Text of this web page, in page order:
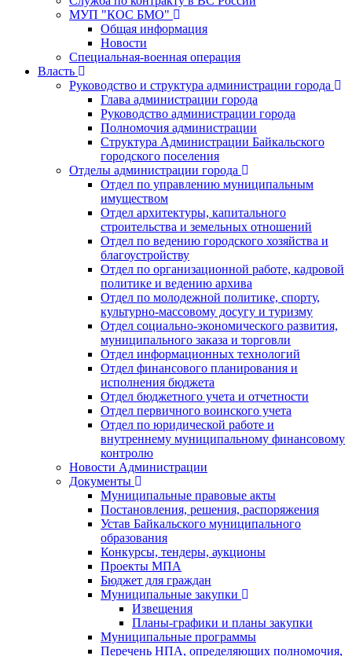
МУП "КОС БМО"
Общая информация
Новости
Специальная-военная операция
Власть
Руководство и структура администрации города
Глава администрации города
Руководство администрации города
Полномочия администрации
Структура Администрации Байкальского
городского поселения
Отделы администрации города
Отдел по управлению муниципальным
имуществом
Отдел архитектуры, капитального
строительства и земельных отношений
Отдел по ведению городского хозяйства и
благоустройству
Отдел по организационной работе, кадровой
политике и ведению архива
Отдел по молодежной политике, спорту,
культурно-массовому досугу и туризму
Отдел социально-экономического развития,
муниципального заказа и торговли
Отдел информационных технологий
Отдел финансового планирования и
исполнения бюджета
Отдел бюджетного учета и отчетности
Отдел первичного воинского учета
Отдел по юридической работе и
внутреннему муниципальному финансовому
контролю
Новости Администрации
Документы
Муниципальные правовые акты
Постановления, решения, распоряжения
Устав Байкальского муниципального
образования
Конкурсы, тендеры, аукционы
Проекты МПА
Бюджет для граждан
Муниципальные закупки
Извещения
Планы-графики и планы закупки
Муниципальные программы
Перечень НПА, определяющих полномочия,